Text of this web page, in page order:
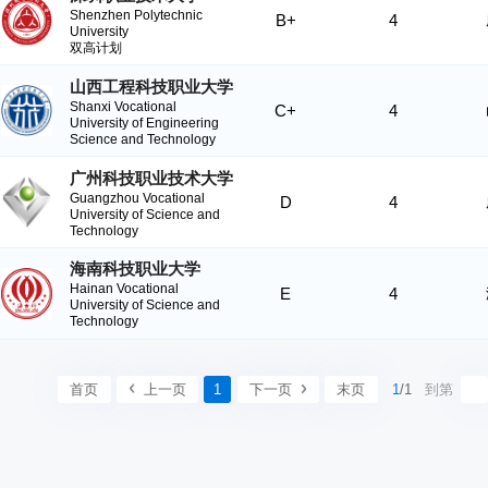
Shenzhen Polytechnic
University
双高计划
B+ 4
山西工程科技职业大学
Shanxi Vocational
University of Engineering
Science and Technology
C+ 4
广州科技职业技术大学
Guangzhou Vocational
University of Science and
Technology
D 4
海南科技职业大学
Hainan Vocational
University of Science and
Technology
E 4
首页 上一页 1 下一页 末页 1/1 到第